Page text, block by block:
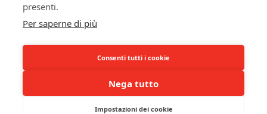
presenti.
Per saperne di più
Consenti tutti i cookie
Nega tutto
Impostazioni dei cookie
Politica cookie
Diritto di recesso